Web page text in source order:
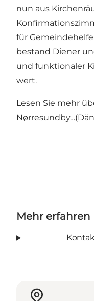
nun aus
für
bestand Diener
und funktionaler
wert.
Lesen Sie mehr
Mehr erfahren